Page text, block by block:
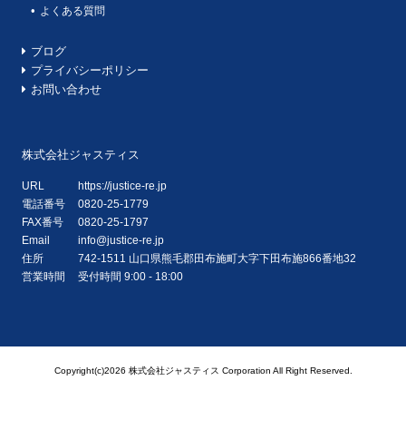
よくある質問
ブログ
プライバシーポリシー
お問い合わせ
株式会社ジャスティス
URL
https://justice-re.jp
電話番号
0820-25-1779
FAX番号
0820-25-1797
Email
info@justice-re.jp
住所
742-1511 山口県熊毛郡田布施町大字下田布施866番地32
営業時間
受付時間 9:00 - 18:00
Copyright(c)2026 株式会社ジャスティス Corporation All Right Reserved.